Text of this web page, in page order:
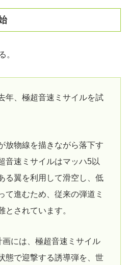
。
年、極超音速ミサイルを試
放物線を描きながら落下す
音速ミサイルはマッハ5以
る翼を利用して滑空し、低
て進むため、従来の弾道ミ
とされています。
画には、極超音速ミサイル
態で迎撃する誘導弾を、世